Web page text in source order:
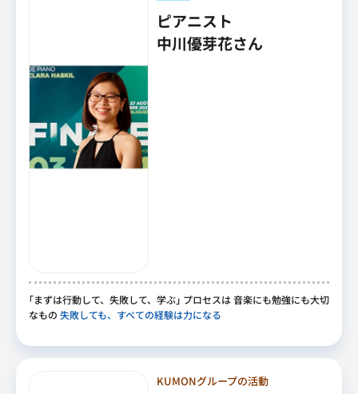
ピアニスト
中川優芽花さん
｢まずは行動して、 失敗して、 学ぶ｣ プロセスは 音楽にも勉強にも大切
なもの 失敗しても、すべての経験は力になる
KUMONグループの活動